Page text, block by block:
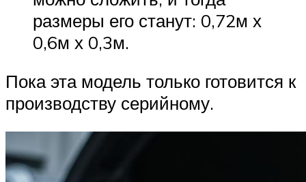
размеры его станут: 0,72м х
0,6м х 0,3м.
Пока эта модель только готовится к
производству серийному.